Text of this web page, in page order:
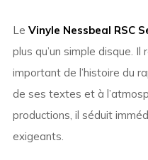
Le Vinyle Nessbeal RSC
plus qu’un simple disque.
important de l’histoire du
de ses textes et à
productions, il séduit
exigeants.